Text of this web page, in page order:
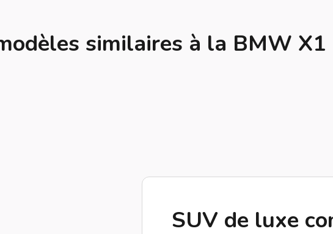
similaires à la BMW X1
SUV de luxe